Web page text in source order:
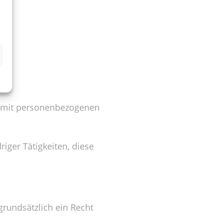
personenbezogenen
Tätigkeiten, diese
ein Recht